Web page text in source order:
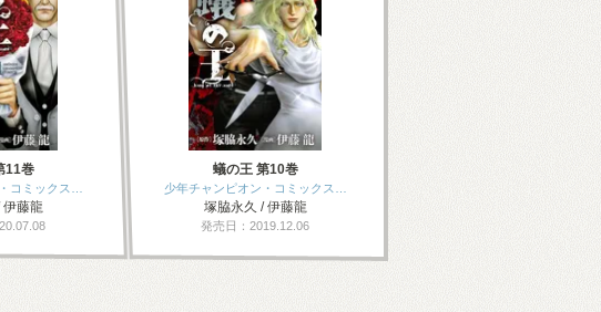
11巻
コミックス…
伊藤龍
蟻の王 第10巻
少年チャンピオン・コミックス…
塚脇永久 / 伊藤龍
発売日：2019.12.06